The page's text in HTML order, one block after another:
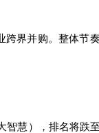
跨界并购。整体节
智慧），排名将跌